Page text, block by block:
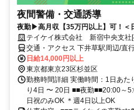
夜間警備・交通誘導
夜勤▶高月収【35万円以上】可！＜
テイケイ株式会社 新宿中央支社
交通・アクセス 下井草駅周辺/直
日給14,000円以上
東京都東京23区杉並区
勤務時間詳細 実働時間：1日あた
り4日 〜 20日 ■■夜勤■■20:00～
日祝のみOK ＊週4日以上OK